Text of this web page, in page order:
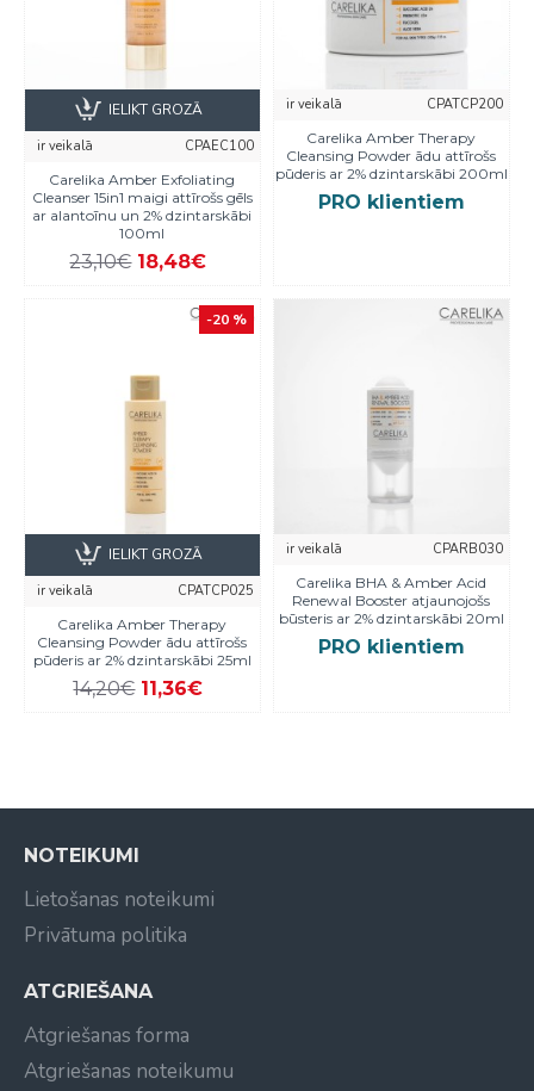
ir veikalā
CPAEC100
Carelika Amber Exfoliating
Cleanser 15in1 maigi attīrošs gēls
ar alantoīnu un 2% dzintarskābi
100ml
23,10€ 18,48€
IELIKT GROZĀ ir veikalā
CPATCP200
Carelika Amber Therapy
Cleansing Powder ādu attīrošs
pūderis ar 2% dzintarskābi 200ml
PRO klientiem
-20 %
ir veikalā
CPATCP025
Carelika Amber Therapy
Cleansing Powder ādu attīrošs
pūderis ar 2% dzintarskābi 25ml
14,20€ 11,36€
IELIKT GROZĀ ir veikalā
CPARB030
Carelika BHA & Amber Acid
Renewal Booster atjaunojošs
būsteris ar 2% dzintarskābi 20ml
PRO klientiem
NOTEIKUMI
Lietošanas noteikumi
Privātuma politika
ATGRIEŠANA
Atgriešanas forma
Atgriešanas noteikumu